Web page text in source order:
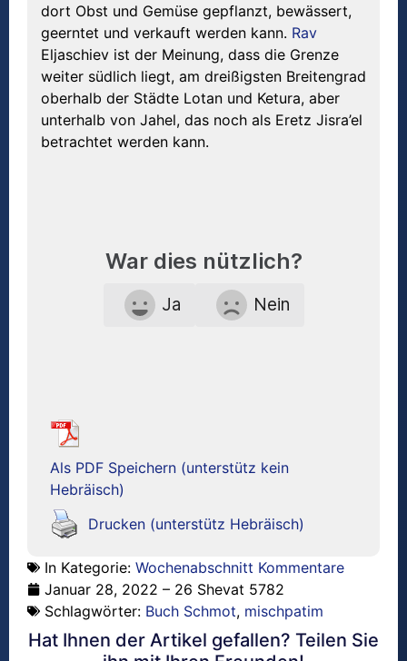
dort Obst und Gemüse gepflanzt, bewässert,
geerntet und verkauft werden kann. Rav
Eljaschiev ist der Meinung, dass die Grenze
weiter südlich liegt, am dreißigsten Breitengrad
oberhalb der Städte Lotan und Ketura, aber
unterhalb von Jahel, das noch als Eretz Jisra’el
betrachtet werden kann.
War dies nützlich?
Ja Nein
Als PDF Speichern (unterstütz kein
Hebräisch)
Drucken (unterstütz Hebräisch)
In Kategorie: Wochenabschnitt Kommentare
Januar 28, 2022 – 26 Shevat 5782
Schlagwörter: Buch Schmot, mischpatim
Hat Ihnen der Artikel gefallen? Teilen Sie